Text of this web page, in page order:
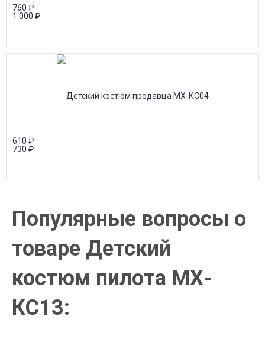
760 ₽
1 000 ₽
610 ₽
730 ₽
Популярные вопросы о
товаре Детский
костюм пилота МХ-
КС13: